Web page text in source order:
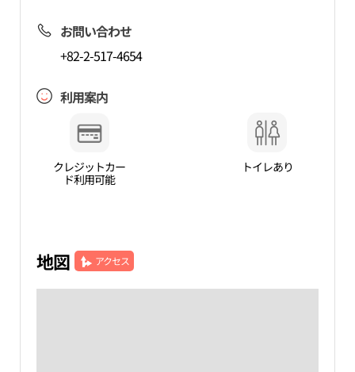
お問い合わせ
+82-2-517-4654
利用案内
クレジットカー
ド利用可能
トイレあり
地図 アクセス